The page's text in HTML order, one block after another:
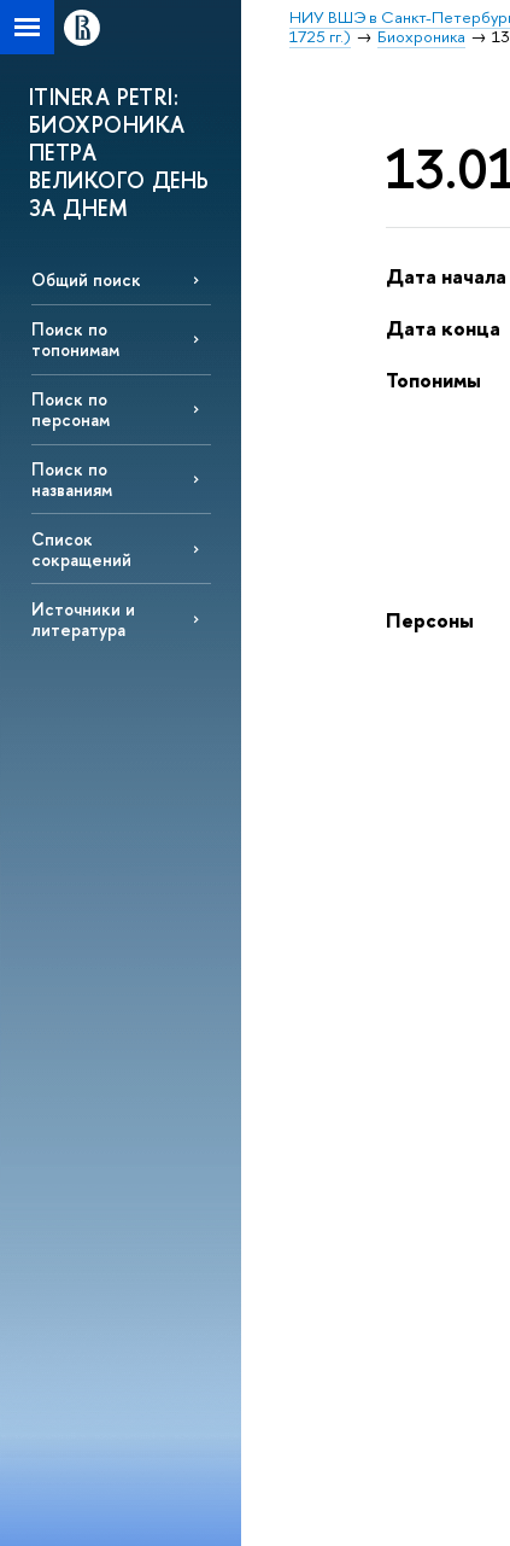
НИУ ВШЭ в Санкт-
1725 гг.)
Биохроника
ITINERA PETRI:
БИОХРОНИКА
ПЕТРА
ВЕЛИКОГО ДЕНЬ
ЗА ДНЕМ
Общий поиск
Поиск по
топонимам
Поиск по
персонам
Поиск по
названиям
Список
сокращений
Источники и
литература
Дата начала
Дата конца
Топонимы
Персоны